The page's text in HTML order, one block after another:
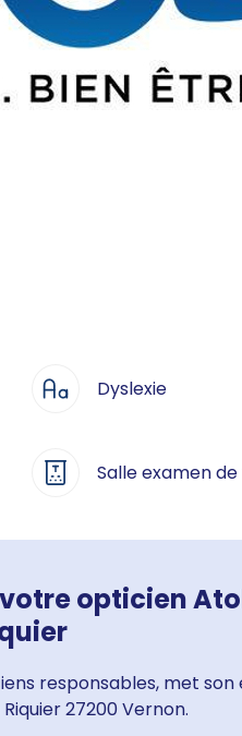
Dyslexie
Salle examen de
opticien
responsables, met
27200 Vernon.